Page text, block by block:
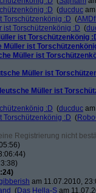
:D (ducduc
Torschützenkönig :D (
Torschützenkönig :D (
ist Torschützenkönig
Müller ist
Müller ist
Müller ist
Müller ist
:D (ducduc
Torschützenkönig :D (
Registrierung nicht
am 11.07.2010,
(Das Hella-S am